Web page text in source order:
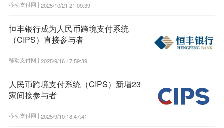
移动支付网 | 2025/10/21 21:09:39
恒丰银行成为人民币跨境支付系统
（CIPS）直接参与者
移动支付网 | 2025/9/16 17:59:39
人民币跨境支付系统（CIPS）新增23
家间接参与者
移动支付网 | 2025/9/10 18:47:41